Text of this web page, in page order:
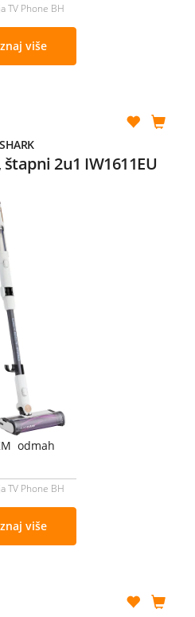
TV Phone BH
više
SHARK
2u1 IW1611EU
odmah
TV Phone BH
više